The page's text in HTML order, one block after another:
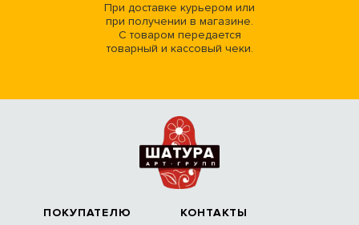
При доставке курьером или
при получении в магазине.
С товаром передается
товарный и кассовый чеки.
ПОКУПАТЕЛЮ КОНТАКТЫ